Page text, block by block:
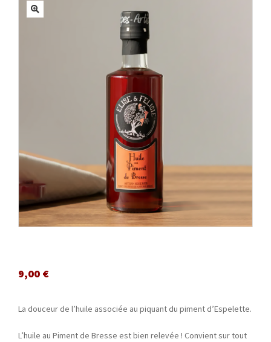
ACTUALITÉS
9,00 €
La douceur de l’huile associée au piquant du piment d’Espelette.
L’huile au Piment de Bresse est bien relevée ! Convient sur tout